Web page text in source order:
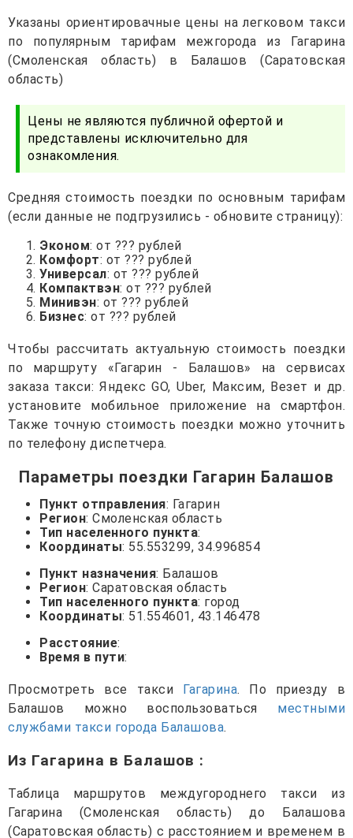
Указаны ориентировачные цены на легковом такси
по популярным тарифам межгорода из Гагарина
(Смоленская область) в Балашов (Саратовская
область)
Цены не являются публичной офертой и
представлены исключительно для
ознакомления.
Средняя стоимость поездки по основным тарифам
(если данные не подгрузились - обновите страницу):
Эконом: от ??? рублей
Комфорт: от ??? рублей
Универсал: от ??? рублей
Компактвэн: от ??? рублей
Минивэн: от ??? рублей
Бизнес: от ??? рублей
Чтобы рассчитать актуальную стоимость поездки
по маршруту «Гагарин - Балашов» на сервисах
заказа такси: Яндекс GO, Uber, Максим, Везет и др.
установите мобильное приложение на смартфон.
Также точную стоимость поездки можно уточнить
по телефону диспетчера.
Параметры поездки Гагарин Балашов
Пункт отправления: Гагарин
Регион: Смоленская область
Тип населенного пункта:
Координаты: 55.553299, 34.996854
Пункт назначения: Балашов
Регион: Саратовская область
Тип населенного пункта: город
Координаты: 51.554601, 43.146478
Расстояние:
Время в пути:
Просмотреть все такси Гагарина. По приезду в
Балашов можно воспользоваться местными
службами такси города Балашова.
Из Гагарина в Балашов :
Таблица маршрутов междугороднего такси из
Гагарина (Смоленская область) до Балашова
(Саратовская область) с расстоянием и временем в